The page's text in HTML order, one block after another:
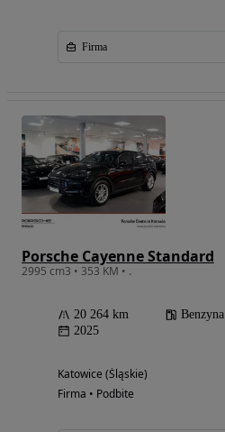
Firma
Porsche Cayenne Standard
2995 cm3 • 353 KM • .
20 264 km Benzyna
2025
Katowice (Śląskie)
Firma • Podbite